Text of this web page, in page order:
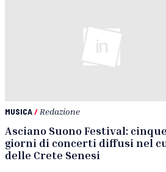
MUSICA/ Redazione
Asciano Suono Festival: cinque
giorni di concerti diffusi nel
delle Crete Senesi